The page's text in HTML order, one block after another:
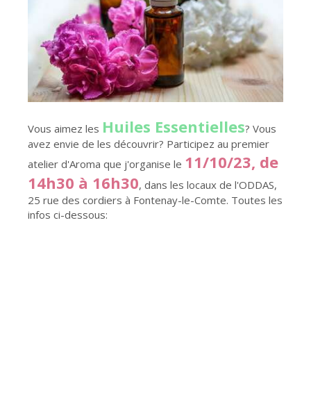
Vous aimez les Huiles Essentielles? Vous
avez envie de les découvrir? Participez au premier
atelier d'Aroma que j'organise le 11/10/23, de
14h30 à 16h30, dans les locaux de l'ODDAS,
25 rue des cordiers à Fontenay-le-Comte. Toutes les
infos ci-dessous: